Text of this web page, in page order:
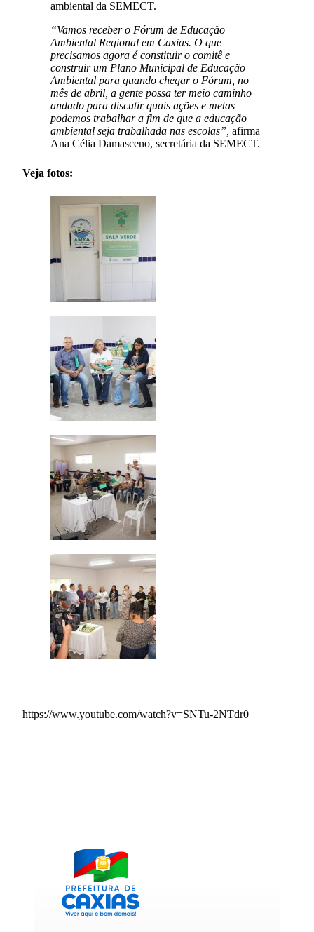
ambiental da SEMECT.
“Vamos receber o Fórum de Educação
Ambiental Regional em Caxias. O que
precisamos agora é constituir o comitê e
construir um Plano Municipal de Educação
Ambiental para quando chegar o Fórum, no
mês de abril, a gente possa ter meio caminho
andado para discutir quais ações e metas
podemos trabalhar a fim de que a educação
ambiental seja trabalhada nas escolas”, afirma
Ana Célia Damasceno, secretária da SEMECT.
Veja fotos:
https://www.youtube.com/watch?v=SNTu-2NTdr0